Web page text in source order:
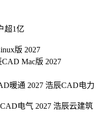
超1亿
版 2027
CAD Mac版 2027
暖通 2027 浩辰CAD电力
电气 2027 浩辰云建筑